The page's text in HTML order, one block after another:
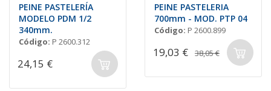
PEINE PASTELERÍA
MODELO PDM 1/2
340mm.
Código: P 2600.312
24,15 €
PEINE PASTELERIA
700mm - MOD. PTP 04
Código: P 2600.899
19,03 € 38,05 €